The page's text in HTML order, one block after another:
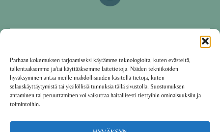
Parhaan kokemuksen tarjoamiseksi käytämme teknologioita, kuten evästeitä,
tallentaaksemme ja/tai käyttääksemme laitetietoja. Näiden tekniikoiden
hyväksyminen antaa meille mahdollisuuden käsitellä tietoja, kuten
selauskäyttäytymistä tai yksilöllisiä tunnuksia tällä sivustolla. Suostumuksen
antaminen tai peruuttaminen voi vaikuttaa haitallisesti tiettyihin ominaisuuksiin ja
toimintoihin.
Käyttöehdot·Tietosuojakäytäntö